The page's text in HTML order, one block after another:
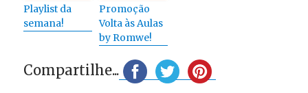
Playlist da
semana!
Promoção
Volta às Aulas
by Romwe!
Compartilhe...